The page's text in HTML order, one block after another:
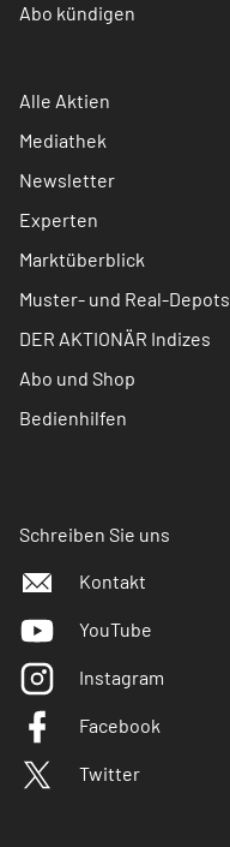
Abo kündigen
Alle Aktien
Mediathek
Newsletter
Experten
Marktüberblick
Muster- und Real-Depots
DER AKTIONÄR Indizes
Abo und Shop
Bedienhilfen
Schreiben Sie uns
Kontakt
YouTube
Instagram
Facebook
Twitter